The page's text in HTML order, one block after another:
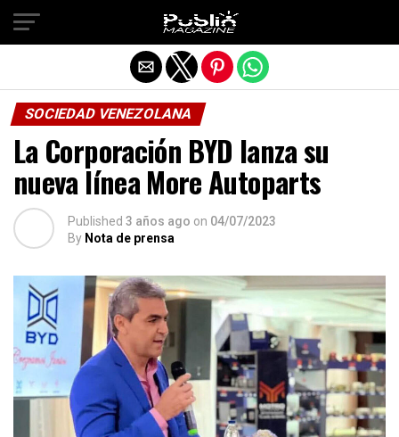
SOCIEDAD VENEZOLANA
La Corporación BYD lanza su
nueva línea More Autoparts
Published 3 años ago on 04/07/2023
By Nota de prensa
Salir de la versión móvil